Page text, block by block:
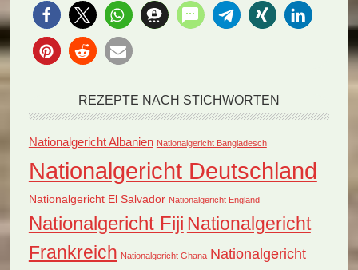
REZEPTE NACH STICHWORTEN
Nationalgericht Albanien Nationalgericht Bangladesch
Nationalgericht Deutschland
Nationalgericht El Salvador Nationalgericht England
Nationalgericht Fiji Nationalgericht
Frankreich Nationalgericht Ghana Nationalgericht